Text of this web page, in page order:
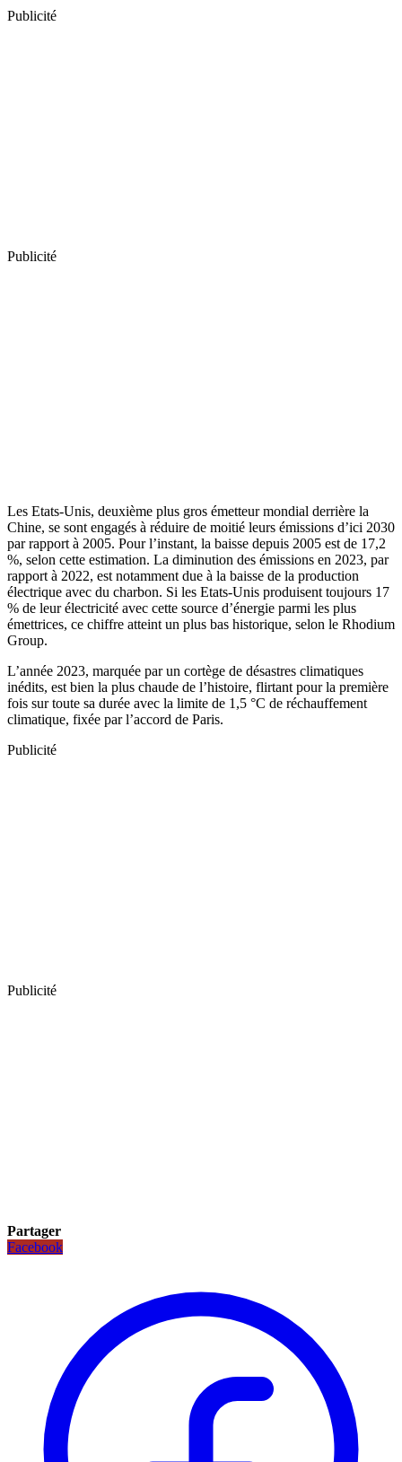
Publicité
Publicité
Les Etats-Unis, deuxième plus gros émetteur mondial derrière la
Chine, se sont engagés à réduire de moitié leurs émissions d’ici 2030
par rapport à 2005. Pour l’instant, la baisse depuis 2005 est de 17,2
%, selon cette estimation. La diminution des émissions en 2023, par
rapport à 2022, est notamment due à la baisse de la production
électrique avec du charbon. Si les Etats-Unis produisent toujours 17
% de leur électricité avec cette source d’énergie parmi les plus
émettrices, ce chiffre atteint un plus bas historique, selon le Rhodium
Group.
L’année 2023, marquée par un cortège de désastres climatiques
inédits, est bien la plus chaude de l’histoire, flirtant pour la première
fois sur toute sa durée avec la limite de 1,5 °C de réchauffement
climatique, fixée par l’accord de Paris.
Publicité
Publicité
Partager
Facebook